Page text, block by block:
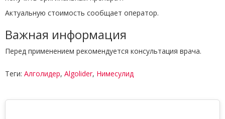
Актуальную стоимость сообщает оператор.
Важная информация
Перед применением рекомендуется консультация врача.
Теги: Алголидер, Algolider, Нимесулид